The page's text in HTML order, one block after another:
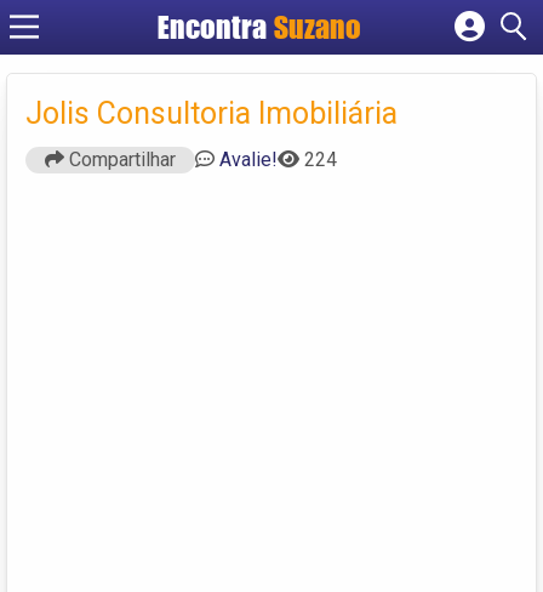
EncontraSuzano
Cadastrar empresa
Criar conta
Jolis Consultoria Imobiliária
Compartilhar Avalie! 224